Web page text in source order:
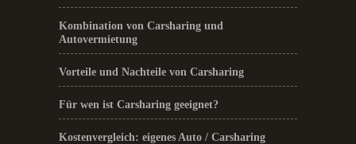
Kombination von Carsharing und
Autovermietung
Vorteile und Nachteile von Carsharing
Für wen ist Carsharing geeignet?
Kostenvergleich: eigenes Auto / Carsharing